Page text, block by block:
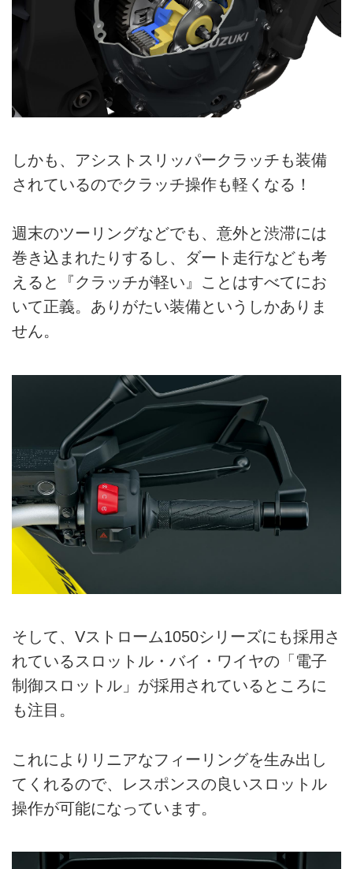
しかも、アシストスリッパークラッチも装備
されているのでクラッチ操作も軽くなる！
週末のツーリングなどでも、意外と渋滞には
巻き込まれたりするし、ダート走行なども考
えると『クラッチが軽い』ことはすべてにお
いて正義。ありがたい装備というしかありま
せん。
そして、Vストローム1050シリーズにも採用さ
れているスロットル・バイ・ワイヤの「電子
制御スロットル」が採用されているところに
も注目。
これによりリニアなフィーリングを生み出し
てくれるので、レスポンスの良いスロットル
操作が可能になっています。